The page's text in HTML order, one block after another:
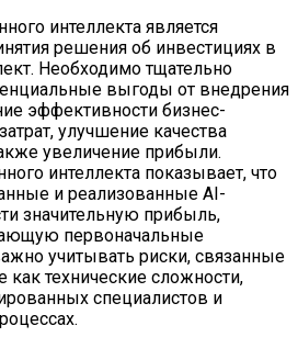
интеллекта является
решения об инвестициях в
Необходимо тщательно
выгоды от внедрения
эффективности бизнес-
улучшение качества
увеличение прибыли.
интеллекта показывает, что
и реализованные AI-
значительную прибыль,
первоначальные
учитывать риски, связанные
как технические сложности,
специалистов и